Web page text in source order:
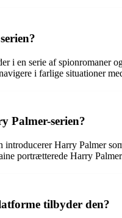
i en serie af
i farlige situationer
Palmer-serien?
Harry Palmer
portrætterede Harry
tilbyder den?